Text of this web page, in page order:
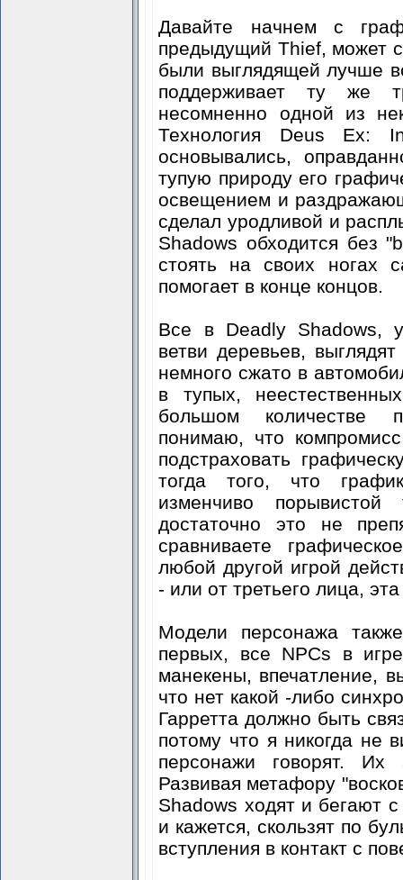
Давайте начнем с
предыдущий Thief, может
были выглядящей лучше
поддерживает ту же
несомненно одной из
Технология Deus Ex:
основывались,
тупую природу его
освещением и
сделал уродливой и
Shadows обходится без
стоять на своих ногах
помогает в конце концов.
Все в Deadly Shadows,
ветви деревьев,
немного сжато в
в тупых,
большом
понимаю, что
подстраховать
тогда того, что
изменчиво порывистой
достаточно это не
сравниваете
любой другой игрой
- или от третьего лица,
Модели персонажа
первых, все NPCs в
манекены, впечатление,
что нет какой -либо
Гарретта должно быть
потому что я никогда не
персонажи говорят.
Развивая метафору
Shadows ходят и бегают
и кажется, скользят по
вступления в контакт с